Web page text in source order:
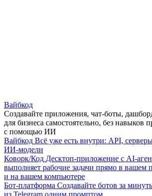
Вайбкод
Создавайте приложения, чат-боты,
для бизнеса самостоятельно, без навыков
с помощью ИИ
Вайбкод Всё уже есть внутри: API,
ИИ-модели
Коворк/Код Десктоп-приложение с AI-
выполняет рабочие задачи прямо в вашем
и на вашем компьютере
Бот-платформа Создавайте ботов за
из Telegram одним промптом